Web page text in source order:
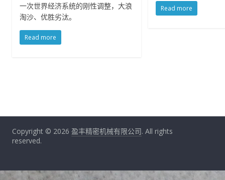
一次世界经济系统的刚性调整，大浪
淘沙、优胜劣汰。
Read more
Read more
Copyright © 2026 盈丰精密机械有限公司. All rights
reserved.